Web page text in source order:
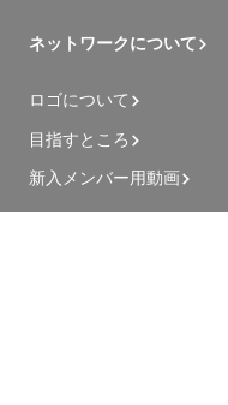
ネットワークについて
ロゴについて
目指すところ
新入メンバー用動画